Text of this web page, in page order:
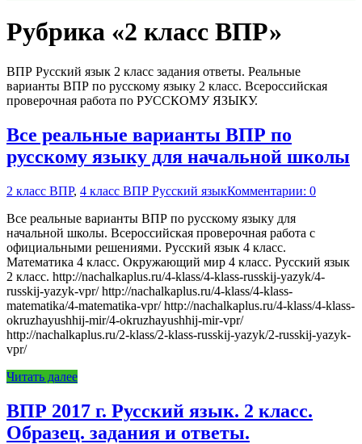
Рубрика «2 класс ВПР»
ВПР Русский язык 2 класс задания ответы. Реальные
варианты ВПР по русскому языку 2 класс. Всероссийская
проверочная работа по РУССКОМУ ЯЗЫКУ.
Все реальные варианты ВПР по
русскому языку для начальной школы
2 класс ВПР, 4 класс ВПР Русский языкКомментарии: 0
Все реальные варианты ВПР по русскому языку для
начальной школы. Всероссийская проверочная работа с
официальными решениями. Русский язык 4 класс.
Математика 4 класс. Окружающий мир 4 класс. Русский язык
2 класс. http://nachalkaplus.ru/4-klass/4-klass-russkij-yazyk/4-
russkij-yazyk-vpr/ http://nachalkaplus.ru/4-klass/4-klass-
matematika/4-matematika-vpr/ http://nachalkaplus.ru/4-klass/4-klass-
okruzhayushhij-mir/4-okruzhayushhij-mir-vpr/
http://nachalkaplus.ru/2-klass/2-klass-russkij-yazyk/2-russkij-yazyk-
vpr/
Читать далее
ВПР 2017 г. Русский язык. 2 класс.
Образец. задания и ответы.